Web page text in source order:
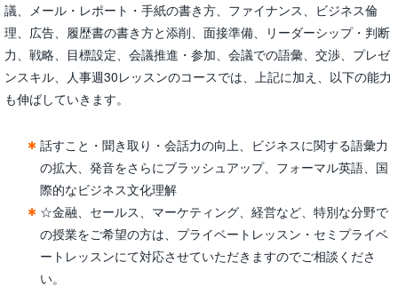
議、メール・レポート・手紙の書き方、ファイナンス、ビジネス倫
理、広告、履歴書の書き方と添削、面接準備、リーダーシップ・判断
力、戦略、目標設定、会議推進・参加、会議での語彙、交渉、プレゼ
ンスキル、人事週30レッスンのコースでは、上記に加え、以下の能力
も伸ばしていきます。
話すこと・聞き取り・会話力の向上、ビジネスに関する語彙力
の拡大、発音をさらにブラッシュアップ、フォーマル英語、国
際的なビジネス文化理解
☆金融、セールス、マーケティング、経営など、特別な分野で
の授業をご希望の方は、プライベートレッスン・セミプライベ
ートレッスンにて対応させていただきますのでご相談くださ
い。